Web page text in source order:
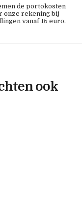
de portokosten
onze rekening bij
vanaf 15 euro.
ook